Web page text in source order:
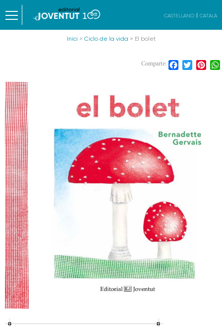
CASTELLANO CATALÀ
Inici > Ciclo de la vida > El bolet
Comparte: Facebook
Twitter